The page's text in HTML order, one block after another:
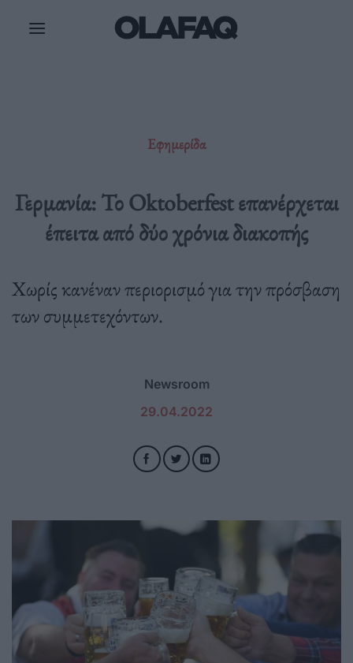
Εφημερίδα
Γερμανία: Το Oktoberfest επανέρχεται
έπειτα από δύο χρόνια διακοπής
Χωρίς κανέναν περιορισμό για την πρόσβαση
των συμμετεχόντων.
Newsroom
29.04.2022